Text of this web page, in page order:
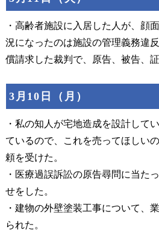
・高齢者施設に入居した人が、顔
況になったのは施設の管理義務違
償請求した裁判で、原告、被告、
3月10日（月）
・私の知人が宅地造成を設計して
ているので、これを売ってほしい
頼を受けた。
・医療過誤訴訟の原告尋問に当た
せをした。
・建物の外壁塗装工事について、
られた。